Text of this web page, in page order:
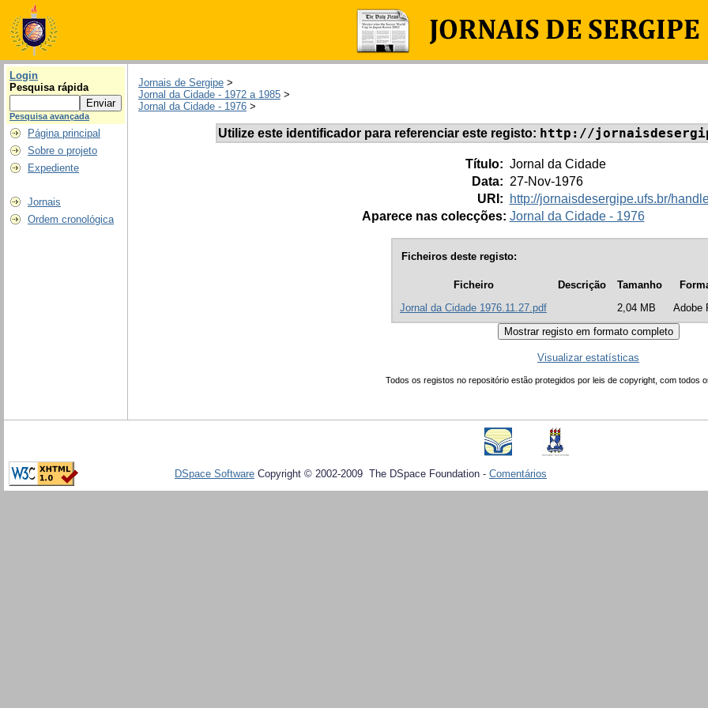
Login
Pesquisa rápida
Pesquisa avançada
Página principal
Sobre o projeto
Expediente
Jornais
Ordem cronológica
Jornais de Sergipe >
Jornal da Cidade - 1972 a 1985 >
Jornal da Cidade - 1976 >
Utilize este identificador para referenciar este registo: http://
Título: Jornal da Cidade
Data: 27-Nov-1976
URI:
http://jornaisdesergipe.ufs.br/
Aparece nas colecções: Jornal da Cidade - 1976
Ficheiros deste registo:
Ficheiro Descrição Tamanho
Jornal da Cidade 1976.11.27.pdf
2,04 MB Adobe
Visualizar estatísticas
Todos os registos no repositório estão protegidos por leis de copyright, com todos
DSpace Software Copyright © 2002-2009 The DSpace Foundation - Comentários